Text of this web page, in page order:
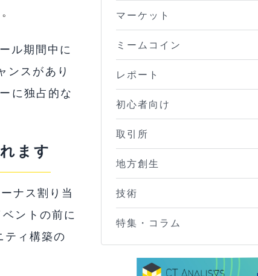
ル期間中に
ンスがあり
に独占的な
ます
ナス割り当
ントの前に
ィ構築の
マーケット
ミームコイン
レポート
初心者向け
取引所
地方創生
技術
特集・コラム